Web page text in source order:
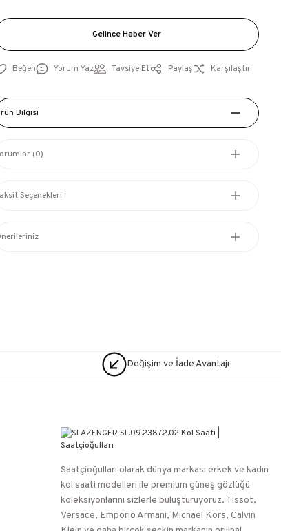
Gelince Haber Ver
Yorum Yaz Tavsiye Et Paylaş Karşılaştır
Bilgisi
(0)
Seçenekleri
Değişim ve İade Avantajı
Saatçioğulları⁠ olarak dünya markası erkek ve kadın
kol saati modelleri ile premium güneş gözlüğü
koleksiyonlarını sizlerle buluşturuyoruz. Tissot,
Versace, Emporio Armani, Michael Kors, Calvin